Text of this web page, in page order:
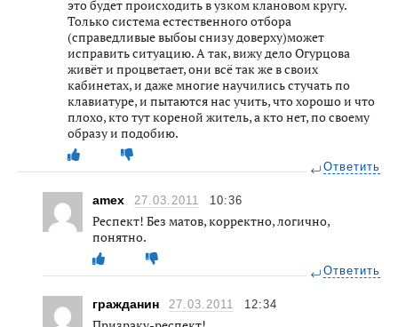
это будет происходить в узком клановом кругу.
Только система естественного отбора
(справедливые выбоы снизу доверху)может
исправить ситуацию. А так, вижу дело Огурцова
живёт и процветает, они всё так же в своих
кабинетах, и даже многие научились стучать по
клавиатуре, и пытаются нас учить, что хорошо и что
плохо, кто тут кореной житель, а кто нет, по своему
образу и подобию.
Ответить
amex 27.03.2011 10:36
Респект! Без матов, корректно, логично,
понятно.
Ответить
гражданин 27.03.2011 12:34